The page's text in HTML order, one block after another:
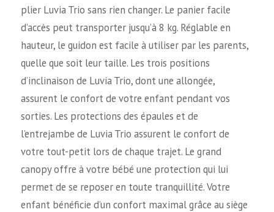
plier Luvia Trio sans rien changer. Le panier facile
d’accès peut transporter jusqu’à 8 kg. Réglable en
hauteur, le guidon est facile à utiliser par les parents,
quelle que soit leur taille. Les trois positions
d’inclinaison de Luvia Trio, dont une allongée,
assurent le confort de votre enfant pendant vos
sorties. Les protections des épaules et de
l’entrejambe de Luvia Trio assurent le confort de
votre tout-petit lors de chaque trajet. Le grand
canopy offre à votre bébé une protection qui lui
permet de se reposer en toute tranquillité. Votre
enfant bénéficie d’un confort maximal grâce au siège